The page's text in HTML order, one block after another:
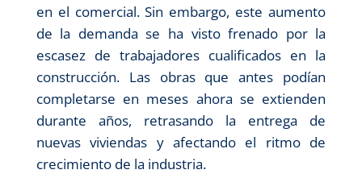
en el comercial. Sin embargo, este aumento
de la demanda se ha visto frenado por la
escasez de trabajadores cualificados en la
construcción. Las obras que antes podían
completarse en meses ahora se extienden
durante años, retrasando la entrega de
nuevas viviendas y afectando el ritmo de
crecimiento de la industria.